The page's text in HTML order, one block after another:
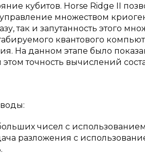
кубитов. Horse Ridge II
множеством
так и запутанность этого
квантового
На данном этапе было
точность вычислений
чисел с использованием
разложения с